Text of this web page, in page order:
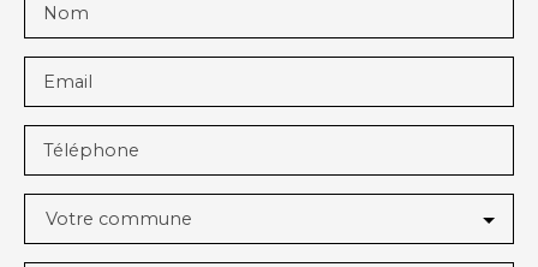
Nom
Email
Téléphone
Votre commune